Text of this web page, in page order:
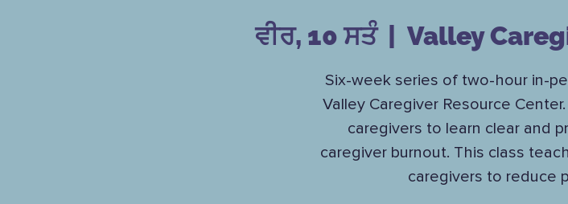
ਵੀਰ, 10 ਸਤੰ
  |
Valley
Six-week series of two-hour in-
Valley Caregiver Resource
caregivers to learn clear and
caregiver burnout. This class
caregivers to reduce